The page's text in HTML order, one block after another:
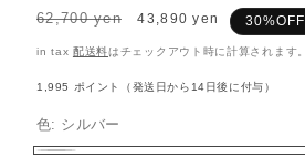
ア
を
く
Regular
62,700 yen
Sale
43,890 yen 30%OFF
in tax 配送料はチェックアウト時に計算されます。
1,995 ポイント（発送日から14日後に付与）
色: シルバー